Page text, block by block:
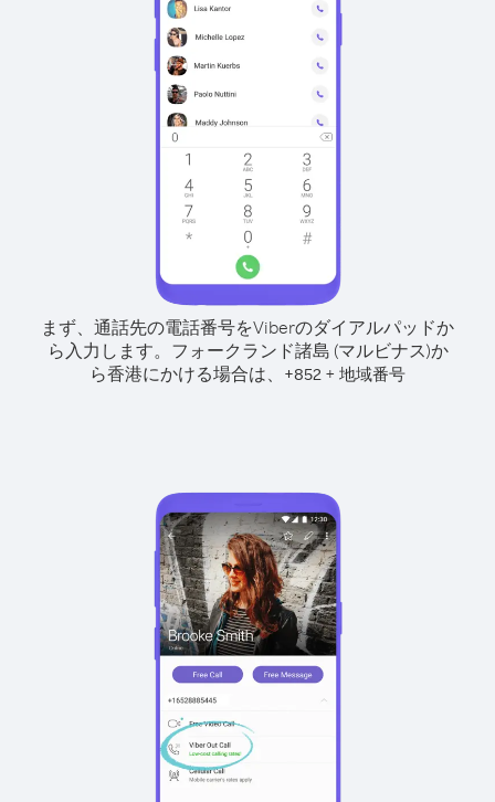
まず、通話先の電話番号をViberのダイアルパッドか
ら入力します。 フォークランド諸島 (マルビナス)か
ら香港にかける場合は、 +852 + 地域番号